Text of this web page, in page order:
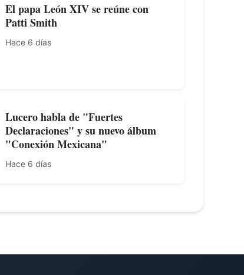
El papa León XIV se reúne con
Patti Smith
Hace 6 días
Lucero habla de "Fuertes
Declaraciones" y su nuevo álbum
"Conexión Mexicana"
Hace 6 días